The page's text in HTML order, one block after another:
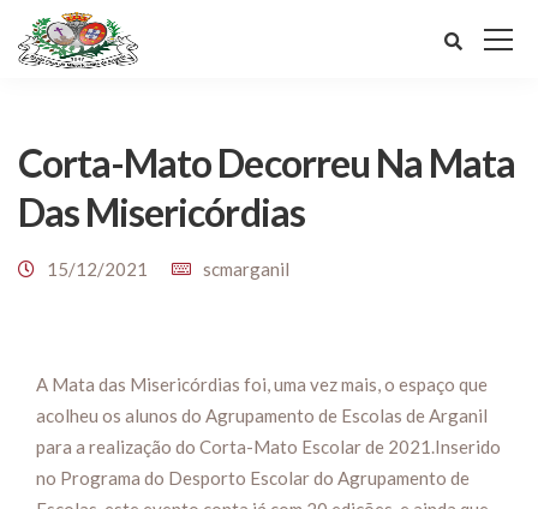
Corta-Mato Decorreu Na Mata
Das Misericórdias
15/12/2021 scmarganil
A Mata das Misericórdias foi, uma vez mais, o espaço que
acolheu os alunos do Agrupamento de Escolas de Arganil
para a realização do Corta-Mato Escolar de 2021.Inserido
no Programa do Desporto Escolar do Agrupamento de